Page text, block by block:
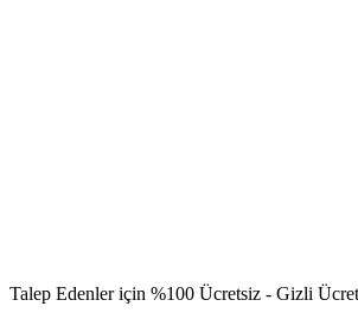
Talep Edenler için %100 Ücretsiz - Gizli